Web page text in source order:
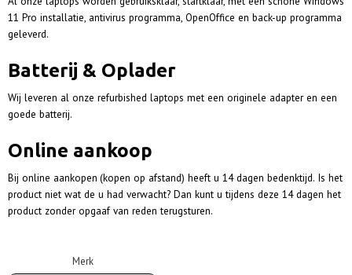
11 Pro installatie, antivirus programma, OpenOffice en back-up programma
geleverd.
Batterij & Oplader
Wij leveren al onze refurbished laptops met een originele adapter en een
goede batterij.
Online aankoop
Bij online aankopen (kopen op afstand) heeft u 14 dagen bedenktijd. Is het
product niet wat de u had verwacht? Dan kunt u tijdens deze 14 dagen het
product zonder opgaaf van reden terugsturen.
Merk